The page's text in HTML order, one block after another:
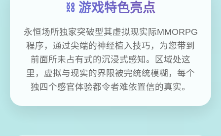
⛓️ 游戏特色亮点
永恒场所独家突破型其虚拟现实际MMORPG
程序，通过尖端的神经植入技巧，为您带到
前面所未占有式的沉浸式感知。区域处这
里，虚拟与现实的界限被完统统模糊，每个
独四个感官体验都令者难依置信的真实。